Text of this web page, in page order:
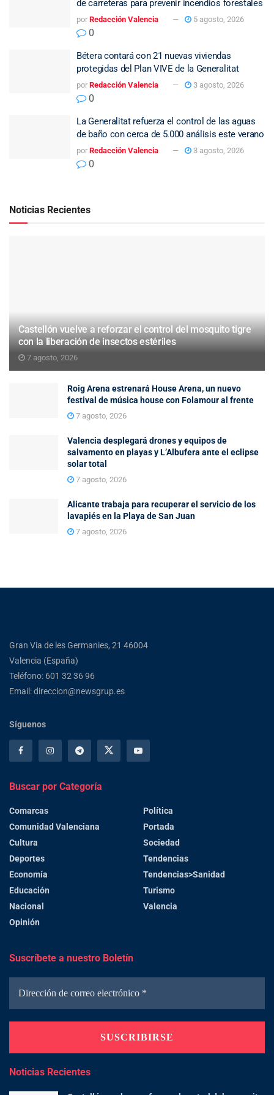
de carreteras para prevenir incendios forestales
por Redacción Valencia 5 agosto, 2026
0
Bétera contará con 21 nuevas viviendas
protegidas del Plan VIVE de la Generalitat
por Redacción Valencia 3 agosto, 2026
0
La Generalitat refuerza el control de las aguas
de baño con cerca de 5.000 análisis este verano
por Redacción Valencia 3 agosto, 2026
0
Noticias Recientes
Castellón vuelve a reforzar el control del mosquito tigre
con la liberación de insectos estériles
7 agosto, 2026
Roig Arena estrenará House Arena, un nuevo
festival de música house con Folamour al frente
7 agosto, 2026
Valencia desplegará drones y equipos de
salvamento en playas y L’Albufera ante el eclipse
solar total
7 agosto, 2026
Alicante trabaja para recuperar el servicio de los
lavapiés en la Playa de San Juan
7 agosto, 2026
Gran Via de les Germanies, 21 46004
Valencia (España)
Teléfono: 601 32 36 96
Email: direccion@newsgrup.es
Síguenos
Buscar por Categoría
Comarcas
Comunidad Valenciana
Cultura
Deportes
Economía
Educación
Nacional
Opinión
Política
Portada
Sociedad
Tendencias
Tendencias>Sanidad
Turismo
Valencia
Suscríbete a nuestro Boletín
Noticias Recientes